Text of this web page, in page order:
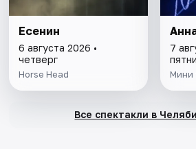
Есенин
6 августа 2026 •
четверг
Horse Head
7
Мини
Все спектакли в